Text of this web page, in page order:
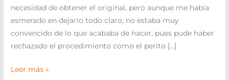
necesidad de obtener el original, pero aunque me había
esmerado en dejarlo todo claro, no estaba muy
convencido de lo que acababa de hacer, pues pude haber
rechazado el procedimiento como el perito […]
Leer más »